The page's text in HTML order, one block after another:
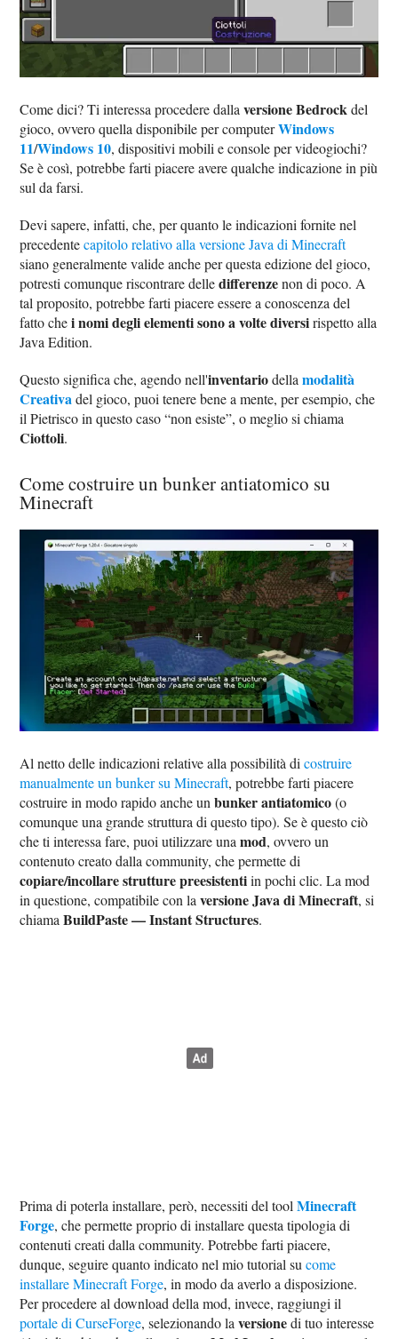
Come dici? Ti interessa procedere dallaversione Bedrockdel
gioco, ovvero quella disponibile per computerWindows
11/Windows 10, dispositivi mobili e console per videogiochi?
Se è così, potrebbe farti piacere avere qualche indicazione in più
sul da farsi.
Devi sapere, infatti, che, per quanto le indicazioni fornite nel
precedentecapitolo relativo alla versione Java di Minecraft
siano generalmente valide anche per questa edizione del gioco,
potresti comunque riscontrare delledifferenzenon di poco. A
tal proposito, potrebbe farti piacere essere a conoscenza del
fatto chei nomi degli elementi sono a volte diversirispetto alla
Java Edition.
Questo significa che, agendo nell'inventariodellamodalità
Creativadel gioco, puoi tenere bene a mente, per esempio, che
il Pietrisco in questo caso “non esiste”, o meglio si chiama
Ciottoli.
Come costruire un bunker antiatomico su
Minecraft
Al netto delle indicazioni relative alla possibilità dicostruire
manualmente un bunker su Minecraft, potrebbe farti piacere
costruire in modo rapido anche unbunker antiatomico(o
comunque una grande struttura di questo tipo). Se è questo ciò
che ti interessa fare, puoi utilizzare unamod, ovvero un
contenuto creato dalla community, che permette di
copiare/incollare strutture preesistentiin pochi clic. La mod
in questione, compatibile con laversione Java di Minecraft, si
chiamaBuildPaste — Instant Structures.
Prima di poterla installare, però, necessiti del toolMinecraft
Forge, che permette proprio di installare questa tipologia di
contenuti creati dalla community. Potrebbe farti piacere,
dunque, seguire quanto indicato nel mio tutorial sucome
installare Minecraft Forge, in modo da averlo a disposizione.
Per procedere al download della mod, invece, raggiungi il
portale di CurseForge, selezionando laversionedi tuo interesse